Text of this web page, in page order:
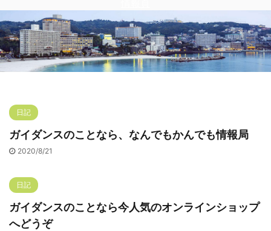
日記
ガイダンスのことなら、なんでもかんでも情報局
2020/8/21
日記
ガイダンスのことなら今人気のオンラインショップ
へどうぞ